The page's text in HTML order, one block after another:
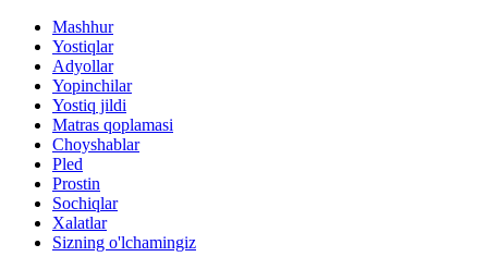
Mashhur
Yostiqlar
Adyollar
Yopinchilar
Yostiq jildi
Matras qoplamasi
Choyshablar
Pled
Prostin
Sochiqlar
Xalatlar
Sizning o'lchamingiz